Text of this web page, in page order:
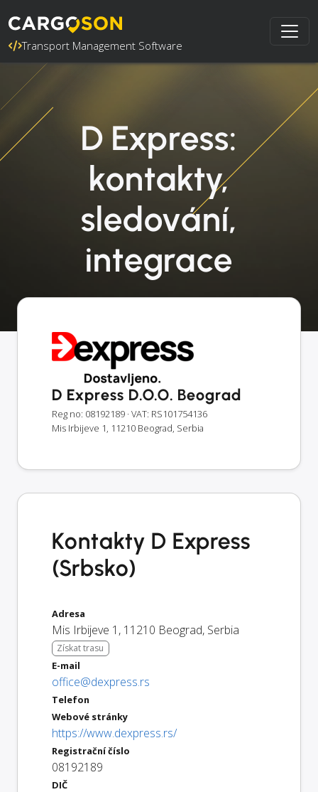
Transport Management Software
D Express:
kontakty,
sledování,
integrace
D Express D.O.O. Beograd
Reg no: 08192189 · VAT: RS101754136
Mis Irbijeve 1, 11210 Beograd, Serbia
Kontakty D Express
(Srbsko)
Adresa
Mis Irbijeve 1 , 11210 Beograd, Serbia
Získat trasu
E-mail
office@dexpress.rs
Telefon
Webové stránky
https://www.dexpress.rs/
Registrační číslo
08192189
DIČ